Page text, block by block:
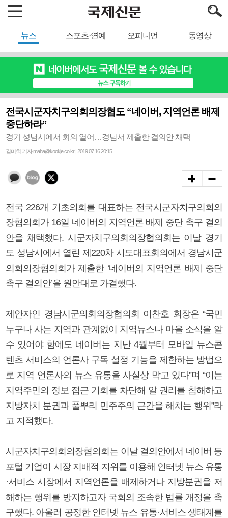
뉴스 스포츠·연예 오피니언 동영상
전국시군자치구의회의장협도 “네이버, 지역언론 배제
중단하라”
경기 성남시에서 회의 열어…경남서 제출한 결의안 채택
김미희 기자 maha@kookje.co.kr | 2019.07.16 20:15
전국 226개 기초의회를 대표하는 전국시군자치구의회의
장협의회가 16일 네이버의 지역언론 배제 중단 촉구 결의
안을 채택했다. 시군자치구의회의장협의회는 이날 경기
도 성남시에서 열린 제220차 시도대표회의에서 경남시군
의회의장협의회가 제출한 ‘네이버의 지역언론 배제 중단
촉구 결의안’을 원안대로 가결했다.
제안자인 경남시군의회의장협의회 이찬호 회장은 “국민
누구나 사는 지역과 관계없이 지역뉴스나 마을 소식을 알
수 있어야 함에도 네이버는 지난 4월부터 모바일 뉴스콘
텐츠 서비스의 언론사 구독 설정 기능을 제한하는 방법으
로 지역 언론사의 뉴스 유통을 사실상 막고 있다”며 “이는
지역주민의 정보 접근 기회를 차단해 알 권리를 침해하고
지방자치 분권과 풀뿌리 민주주의 근간을 해치는 행위”라
고 지적했다.
시군자치구의회의장협의회는 이날 결의안에서 네이버 등
포털 기업이 시장 지배적 지위를 이용해 인터넷 뉴스 유통
·서비스 시장에서 지역언론을 배제하거나 지방분권을 저
해하는 행위를 방지하고자 국회의 조속한 법률 개정을 촉
구했다. 아울러 공정한 인터넷 뉴스 유통·서비스 생태계를